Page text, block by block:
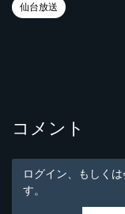
仙台放送
コメント
ログイン、もしく
す。